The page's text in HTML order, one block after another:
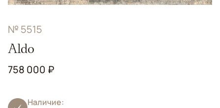
№ 5515
Aldo
758 000 ₽
Наличие: